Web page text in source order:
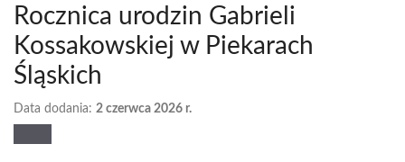
Rocznica urodzin Gabrieli
Kossakowskiej w Piekarach
Śląskich
Data dodania: 2 czerwca 2026 r.